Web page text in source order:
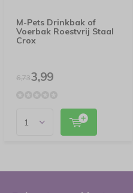
M-Pets Drinkbak of
Voerbak Roestvrij Staal
Crox
6,733,99